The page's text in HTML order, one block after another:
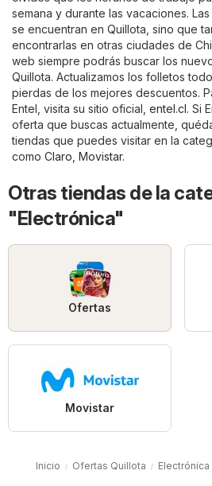
semana y durante las vacaciones.
se encuentran en Quillota, sino que
encontrarlas en otras ciudades de
web siempre podrás buscar los
Quillota. Actualizamos los folletos
pierdas de los mejores descuentos.
Entel, visita su sitio oficial, entel.cl. Si
oferta que buscas actualmente,
tiendas que puedes visitar en la
como Claro Movistar.
Otras tiendas de la
"Electrónica"
Ofertas
Movistar
Inicio Ofertas Quillota Electrónica